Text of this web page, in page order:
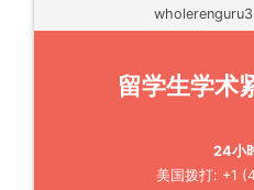
wholerenguru3
留学生学术
24小
美国拨打: +1